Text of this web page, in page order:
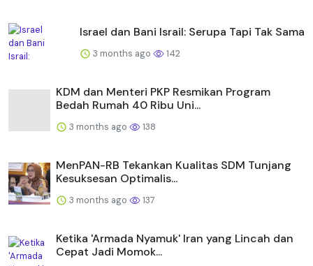
Israel dan Bani Israil: Serupa Tapi Tak Sama
3 months ago 142
KDM dan Menteri PKP Resmikan Program
Bedah Rumah 40 Ribu Uni...
3 months ago 138
MenPAN-RB Tekankan Kualitas SDM Tunjang
Kesuksesan Optimalis...
3 months ago 137
Ketika 'Armada Nyamuk' Iran yang Lincah dan
Cepat Jadi Momok...